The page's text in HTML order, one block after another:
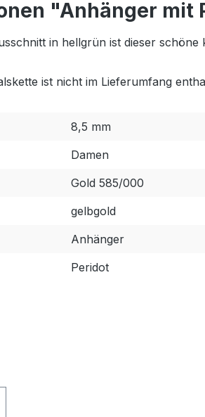
"Anhänger mit
in hellgrün ist dieser schöne
ist nicht im Lieferumfang
8,5 mm
Damen
Gold 585/000
gelbgold
Anhänger
Peridot